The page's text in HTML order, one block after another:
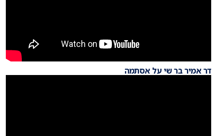
דר אמיר בר שי על אסתמה